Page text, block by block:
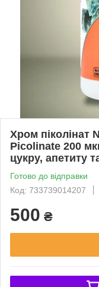
Хром піколінат
Picolinate 200
цукру, апетиту
Готово до відправки
Код: 733739014207
500 ₴